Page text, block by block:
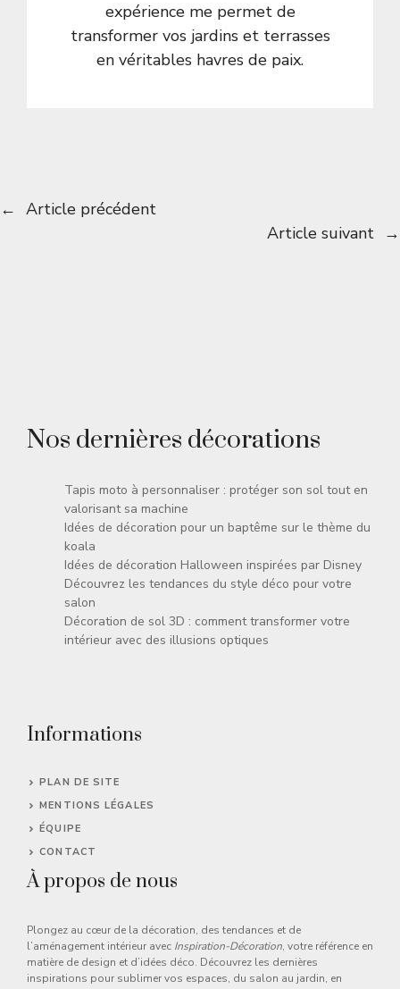
expérience me permet de
transformer vos jardins et terrasses
en véritables havres de paix.
← Article précédent
Article suivant →
Nos dernières décorations
Tapis moto à personnaliser : protéger son sol tout en
valorisant sa machine
Idées de décoration pour un baptême sur le thème du
koala
Idées de décoration Halloween inspirées par Disney
Découvrez les tendances du style déco pour votre
salon
Décoration de sol 3D : comment transformer votre
intérieur avec des illusions optiques
Informations
PLAN DE SITE
MENTIONS LÉGALES
ÉQUIPE
CONTACT
À propos de nous
Plongez au cœur de la décoration, des tendances et de
l’aménagement intérieur avec Inspiration-Décoration, votre référence en
matière de design et d’idées déco. Découvrez les dernières
inspirations pour sublimer vos espaces, du salon au jardin, en